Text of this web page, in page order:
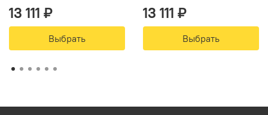
13 111 ₽
Выбрать
13 111 ₽
Выбрать